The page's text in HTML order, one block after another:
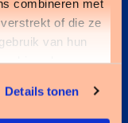
combineren met
of die ze
van hun
als u onze
Details tonen